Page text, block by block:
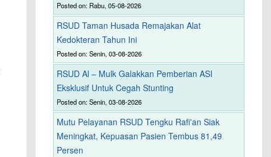
Posted on: Rabu, 05-08-2026
RSUD Taman Husada Remajakan Alat
Kedokteran Tahun Ini
Posted on: Senin, 03-08-2026
RSUD Al – Mulk Galakkan Pemberian ASI
Eksklusif Untuk Cegah Stunting
Posted on: Senin, 03-08-2026
Mutu Pelayanan RSUD Tengku Rafi'an Siak
Meningkat, Kepuasan Pasien Tembus 81,49
Persen